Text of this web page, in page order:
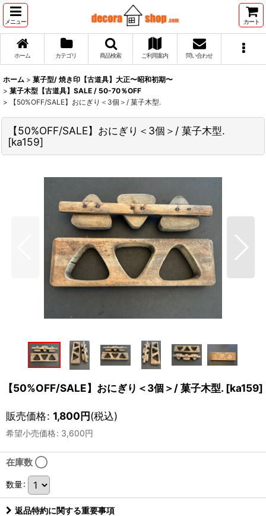
メニュー カート
ホーム カテゴリ 商品検索 ご利用案内 問い合わせ
ホーム > 菓子型/ 焼き印【古道具】大正〜昭和初期〜
> 菓子木型【古道具】SALE / 50-70％OFF
>
【50%OFF/SALE】おにぎり＜3個＞/ 菓子木型.
【50%OFF/SALE】おにぎり＜3個＞/ 菓子木型.
[ka159]
【50%OFF/SALE】おにぎり＜3個＞/ 菓子木型. [ka159]
販売価格: 1,800円(税込)
希望小売価格: 3,600円
在庫数 ◯
数量:
返品特約に関する重要事項